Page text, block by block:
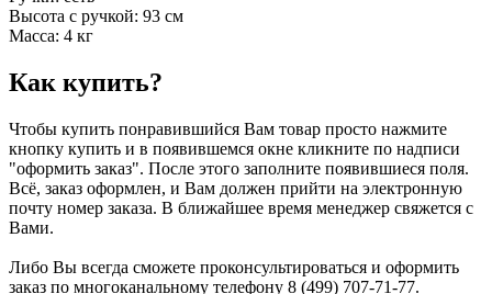
Высота с ручкой: 93 см
Масса: 4 кг
Как купить?
Чтобы купить понравившийся Вам товар просто нажмите
кнопку купить и в появившемся окне кликните по надписи
"оформить заказ". После этого заполните появившиеся поля.
Всё, заказ оформлен, и Вам должен прийти на электронную
почту номер заказа. В ближайшее время менеджер свяжется с
Вами.
Либо Вы всегда сможете проконсультироваться и оформить
заказ по многоканальному телефону 8 (499) 707-71-77.